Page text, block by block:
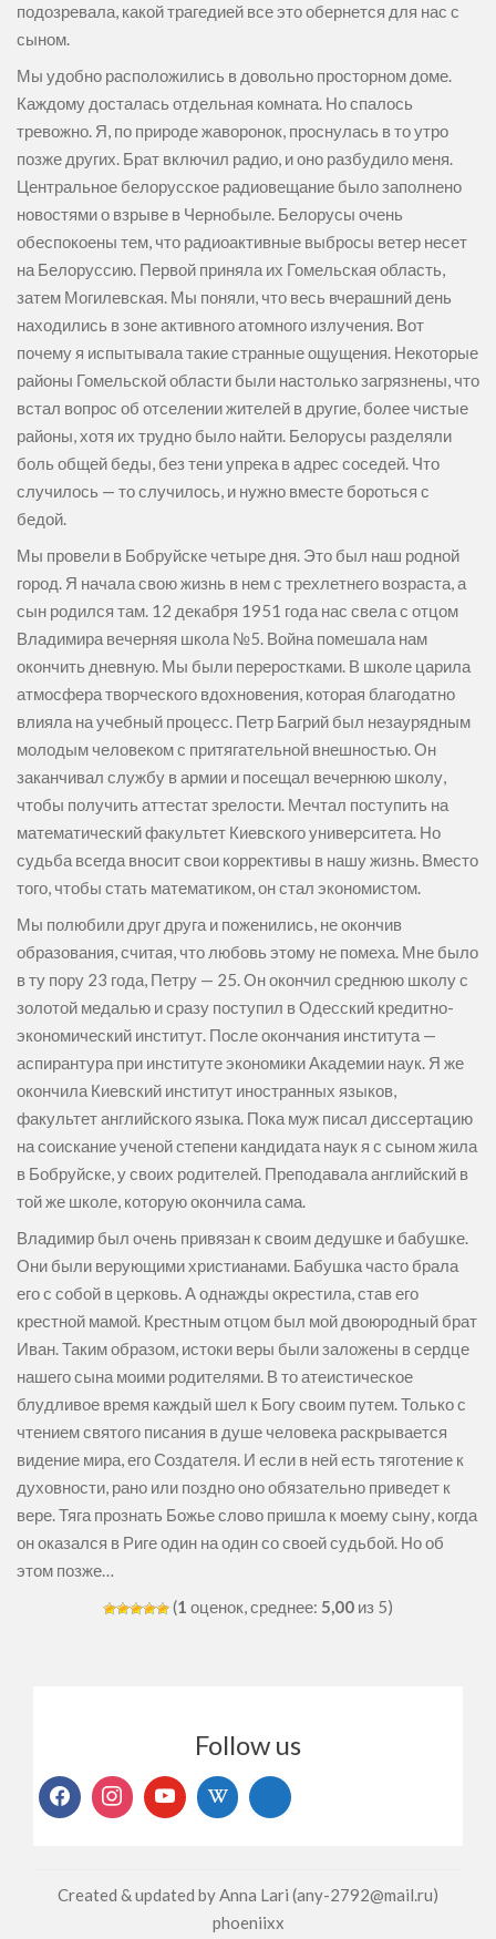
подозревала, какой трагедией все это обернется для нас с
сыном.
Мы удобно расположились в довольно просторном доме.
Каждому досталась отдельная комната. Но спалось
тревожно. Я, по природе жаворонок, проснулась в то утро
позже других. Брат включил радио, и оно разбудило меня.
Центральное белорусское радиовещание было заполнено
новостями о взрыве в Чернобыле. Белорусы очень
обеспокоены тем, что радиоактивные выбросы ветер несет
на Белоруссию. Первой приняла их Гомельская область,
затем Могилевская. Мы поняли, что весь вчерашний день
находились в зоне активного атомного излучения. Вот
почему я испытывала такие странные ощущения. Некоторые
районы Гомельской области были настолько загрязнены, что
встал вопрос об отселении жителей в другие, более чистые
районы, хотя их трудно было найти. Белорусы разделяли
боль общей беды, без тени упрека в адрес соседей. Что
случилось — то случилось, и нужно вместе бороться с
бедой.
Мы провели в Бобруйске четыре дня. Это был наш родной
город. Я начала свою жизнь в нем с трехлетнего возраста, а
сын родился там. 12 декабря 1951 года нас свела с отцом
Владимира вечерняя школа №5. Война помешала нам
окончить дневную. Мы были переростками. В школе царила
атмосфера творческого вдохновения, которая благодатно
влияла на учебный процесс. Петр Багрий был незаурядным
молодым человеком с притягательной внешностью. Он
заканчивал службу в армии и посещал вечернюю школу,
чтобы получить аттестат зрелости. Мечтал поступить на
математический факультет Киевского университета. Но
судьба всегда вносит свои коррективы в нашу жизнь. Вместо
того, чтобы стать математиком, он стал экономистом.
Мы полюбили друг друга и поженились, не окончив
образования, считая, что любовь этому не помеха. Мне было
в ту пору 23 года, Петру — 25. Он окончил среднюю школу с
золотой медалью и сразу поступил в Одесский кредитно-
экономический институт. После окончания института —
аспирантура при институте экономики Академии наук. Я же
окончила Киевский институт иностранных языков,
факультет английского языка. Пока муж писал диссертацию
на соискание ученой степени кандидата наук я с сыном жила
в Бобруйске, у своих родителей. Преподавала английский в
той же школе, которую окончила сама.
Владимир был очень привязан к своим дедушке и бабушке.
Они были верующими христианами. Бабушка часто брала
его с собой в церковь. А однажды окрестила, став его
крестной мамой. Крестным отцом был мой двоюродный брат
Иван. Таким образом, истоки веры были заложены в сердце
нашего сына моими родителями. В то атеистическое
блудливое время каждый шел к Богу своим путем. Только с
чтением святого писания в душе человека раскрывается
видение мира, его Создателя. И если в ней есть тяготение к
духовности, рано или поздно оно обязательно приведет к
вере. Тяга прознать Божье слово пришла к моему сыну, когда
он оказался в Риге один на один со своей судьбой. Но об
этом позже…
(1 оценок, среднее: 5,00 из 5)
Follow us
Created & updated by Anna Lari (any-2792@mail.ru)
phoeniixx